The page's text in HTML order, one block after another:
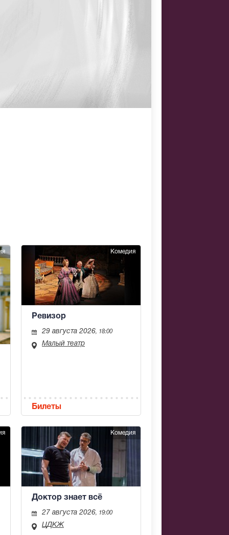
Комедия
Ревизор
29 августа 2026, 18:00
Малый театр
Билеты
Комедия
Доктор знает всё
27 августа 2026, 19:00
ЦДКЖ